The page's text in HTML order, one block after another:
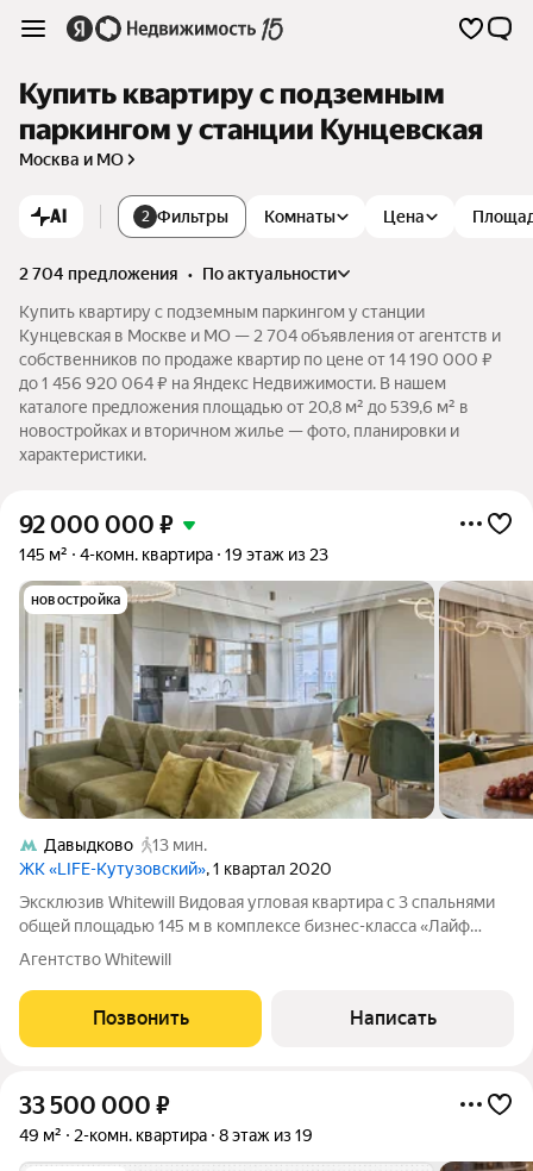
Купить квартиру с подземным
паркингом у станции Кунцевская
Москва и МО
AI 2 Фильтры Комнаты Цена
2 704 предложения •
по актуальности
Купить квартиру с подземным паркингом у станции
Кунцевская в Москве и МО — 2 704 объявления от агентств и
собственников по продаже квартир по цене от 14 190 000 ₽
до 1 456 920 064 ₽ на Яндекс Недвижимости. В нашем
каталоге предложения площадью от 20,8 м² до 539,6 м² в
новостройках и вторичном жилье — фото, планировки и
характеристики.
92 000 000 ₽
145 м² 4-комн. квартира 19 этаж из 23
новостройка
Давыдково
13 мин.
ЖК «LIFE-Кутузовский», 1 квартал 2020
Эксклюзив Whitewill Видовая угловая квартира с 3 спальнями
общей площадью 145 м в комплексе бизнес-класса «Лайф
Кутузовский». Квартира с дизайнерской отделкой в
Интерьер в светлых спокойных
Агентство Whitewill
Позвонить Написать
33 500 000 ₽
49 м² 2-комн. квартира 8 этаж из 19